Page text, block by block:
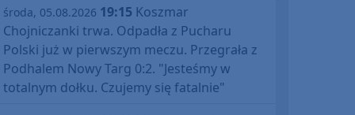
środa, 05.08.2026 19:15 Koszmar
Chojniczanki trwa. Odpadła z Pucharu
Polski już w pierwszym meczu. Przegrała z
Podhalem Nowy Targ 0:2. "Jesteśmy w
totalnym dołku. Czujemy się fatalnie"